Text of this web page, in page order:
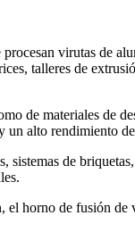
virutas de
talleres de
de materiales de
un alto rendimiento
de
el horno de fusión